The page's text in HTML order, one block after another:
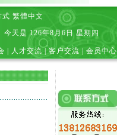
式 繁體中文
今天是 126年8月6日 星期四
人才交流 客户交流 会员中心